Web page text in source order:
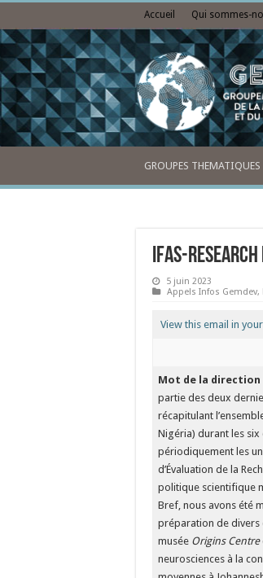
Accueil Qui sommes-
GROUPES THEMATIQUES
IFAS-
5 juin 2023
Appels Infos Gemdev,
View this email in
Mot de la
partie des deux
récapitulant
Nigéria) durant les six
périodiquement les
d’Évaluation de la
politique scientifique
Bref, nous avons été
préparation de divers
musée Origins Centre
neurosciences à la